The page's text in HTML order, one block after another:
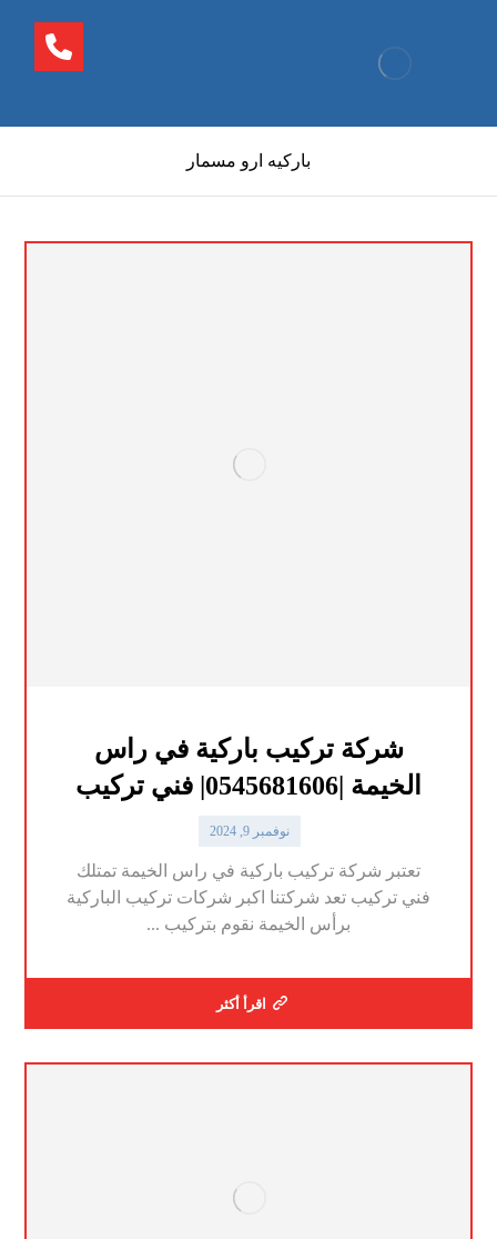
باركيه ارو مسمار
شركة تركيب باركية في راس
الخيمة |0545681606| فني تركيب
نوفمبر 9, 2024
تعتبر شركة تركيب باركية في راس الخيمة تمتلك
فني تركيب تعد شركتنا اكبر شركات تركيب الباركية
برأس الخيمة نقوم بتركيب ...
اقرأ أكثر